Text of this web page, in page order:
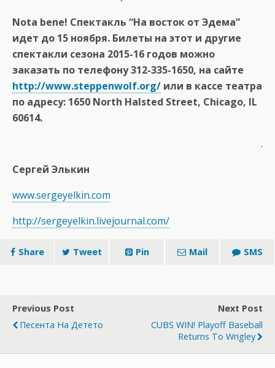
Nota bene! Спектакль “На восток от Эдема”
идет до 15 ноября. Билеты на этот и другие
спектакли сезона 2015-16 годов можно
заказать по телефону 312-335-1650, на сайте
http://www.steppenwolf.org/ или в кассе театра
по адресу: 1650 North Halsted Street, Chicago, IL
60614.
.
Сергей Элькин
www.sergeyelkin.com
http://sergeyelkin.livejournal.com/
Share Tweet Pin Mail SMS
Previous Post
Песента На Детето
Next Post
CUBS WIN! Playoff Baseball
Returns To Wrigley